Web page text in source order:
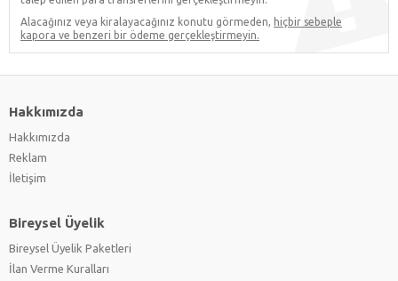
Alacağınız veya kiralayacağınız konutu görmeden, hiçbir sebeple
kapora ve benzeri bir ödeme gerçekleştirmeyin.
Hakkımızda
Hakkımızda
Reklam
İletişim
Bireysel Üyelik
Bireysel Üyelik Paketleri
İlan Verme Kuralları